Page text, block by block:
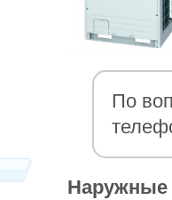
По
Наружные